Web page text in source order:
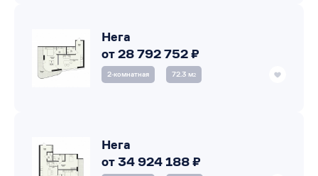
Нега
от 28 792 752 ₽
2‑комнатная 72.3 м2
Нега
от 34 924 188 ₽